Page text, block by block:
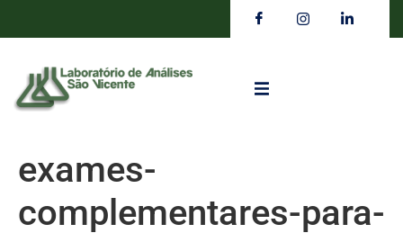
exames-
complementares-para-